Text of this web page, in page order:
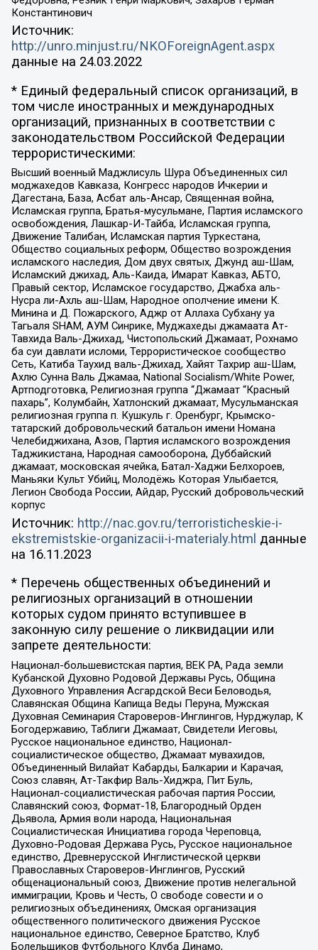
Константинович
Источник:
http://unro.minjust.ru/NKOForeignAgent.aspx
данные на 24.03.2022
* Единый федеральный список организаций, в
том числе иностранных и международных
организаций, признанных в соответствии с
законодательством Российской Федерации
террористическими:
Высший военный Маджлисуль Шура Объединенных сил
моджахедов Кавказа, Конгресс народов Ичкерии и
Дагестана, База, Асбат аль-Ансар, Священная война,
Исламская группа, Братья-мусульмане, Партия исламского
освобождения, Лашкар-И-Тайба, Исламская группа,
Движение Талибан, Исламская партия Туркестана,
Общество социальных реформ, Общество возрождения
исламского наследия, Дом двух святых, Джунд аш-Шам,
Исламский джихад, Аль-Каида, Имарат Кавказ, АБТО,
Правый сектор, Исламское государство, Джабха аль-
Нусра ли-Ахль аш-Шам, Народное ополчение имени К.
Минина и Д. Пожарского, Аджр от Аллаха Субхану уа
Тагьаля SHAM, АУМ Синрике, Муджахеды джамаата Ат-
Тавхида Валь-Джихад, Чистопольский Джамаат, Рохнамо
ба суи давлати исломи, Террористическое сообщество
Сеть, Катиба Таухид валь-Джихад, Хайят Тахрир аш-Шам,
Ахлю Сунна Валь Джамаа, National Socialism/White Power,
Артподготовка, Религиозная группа “Джамаат “Красный
пахарь”, Колумбайн, Хатлонский джамаат, Мусульманская
религиозная группа п. Кушкуль г. Оренбург, Крымско-
татарский добровольческий батальон имени Номана
Челебиджихана, Азов, Партия исламского возрождения
Таджикистана, Народная самооборона, Дуббайский
джамаат, московская ячейка, Батал-Хаджи Белхороев,
Маньяки Культ Убийц, Молодёжь Которая Улыбается,
Легион Свобода России, Айдар, Русский добровольческий
корпус
Источник: http://nac.gov.ru/terroristicheskie-i-
ekstremistskie-organizacii-i-materialy.html данные
на 16.11.2023
* Перечень общественных объединений и
религиозных организаций в отношении
которых судом принято вступившее в
законную силу решение о ликвидации или
запрете деятельности:
Национал-большевистская партия, ВЕК РА, Рада земли
Кубанской Духовно Родовой Державы Русь, Община
Духовного Управления Асгардской Веси Беловодья,
Славянская Община Капища Веды Перуна, Мужская
Духовная Семинария Староверов-Инглингов, Нурджулар, К
Богодержавию, Таблиги Джамаат, Свидетели Иеговы,
Русское национальное единство, Национал-
социалистическое общество, Джамаат мувахидов,
Объединенный Вилайат Кабарды, Балкарии и Карачая,
Союз славян, Ат-Такфир Валь-Хиджра, Пит Буль,
Национал-социалистическая рабочая партия России,
Славянский союз, Формат-18, Благородный Орден
Дьявола, Армия воли народа, Национальная
Социалистическая Инициатива города Череповца,
Духовно-Родовая Держава Русь, Русское национальное
единство, Древнерусской Инглистической церкви
Православных Староверов-Инглингов, Русский
общенациональный союз, Движение против нелегальной
иммиграции, Кровь и Честь, О свободе совести и о
религиозных объединениях, Омская организация
общественного политического движения Русское
национальное единство, Северное Братство, Клуб
Болельщиков Футбольного Клуба Динамо,